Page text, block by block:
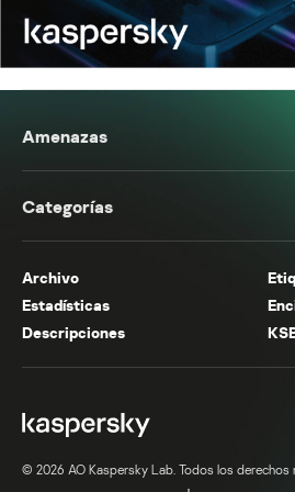
Amenazas
Categorías
Archivo
Estadísticas
Descripciones
© 2026 AO Kaspersky Lab. Todos los derechos